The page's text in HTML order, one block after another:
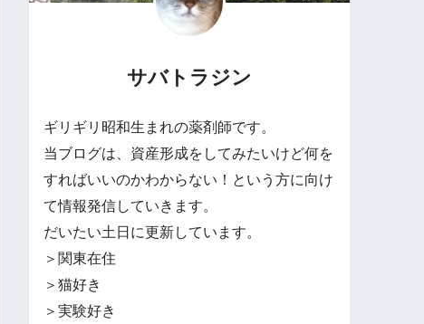
サバトラジン
ギリギリ昭和生まれの薬剤師です。
当ブログは、資産形成をしてみたいけど何を
すればいいのかわからない！という方に向け
て情報発信していきます。
だいたい土日に更新しています。
＞関東在住
＞猫好き
＞実験好き